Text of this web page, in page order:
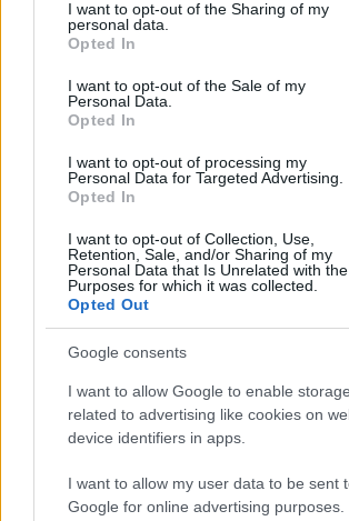
not limited to your visit or usage behaviour.
grant or deny consent to Google and its
use your data for below specified purposes
consent section.
I want to opt-out of the Sharing of my
personal data.
Opted In
I want to opt-out of the Sale of my
Personal Data.
Opted In
I want to opt-out of processing my
Personal Data for Targeted Advertising.
Opted In
I want to opt-out of Collection, Use,
Retention, Sale, and/or Sharing of my
Personal Data that Is Unrelated with the
Purposes for which it was collected.
Opted Out
Google consents
I want to allow Google to enable storage
related to advertising like cookies on
device identifiers in apps.
I want to allow my user data to be sent
Google for online advertising purposes.
Ο Γιάννης Αντετοκούνμπο με το βραβείο της
χείρας. Αριστερά, ο Πάου Γκασόλ, συμπαίκτης του